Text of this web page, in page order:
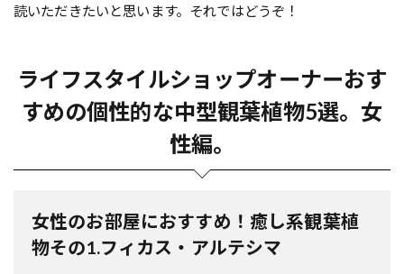
読いただきたいと思います。それではどうぞ！
ライフスタイルショップオーナーおす
すめの個性的な中型観葉植物5選。女
性編。
女性のお部屋におすすめ！癒し系観葉植
物その1.フィカス・アルテシマ